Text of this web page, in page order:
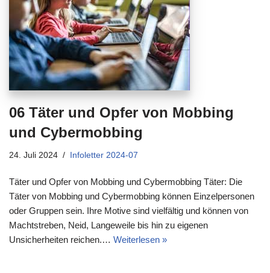
06 Täter und Opfer von Mobbing
und Cybermobbing
24. Juli 2024 Infoletter 2024-07
Täter und Opfer von Mobbing und Cybermobbing Täter: Die
Täter von Mobbing und Cybermobbing können Einzelpersonen
oder Gruppen sein. Ihre Motive sind vielfältig und können von
Machtstreben, Neid, Langeweile bis hin zu eigenen
Unsicherheiten reichen.… Weiterlesen »